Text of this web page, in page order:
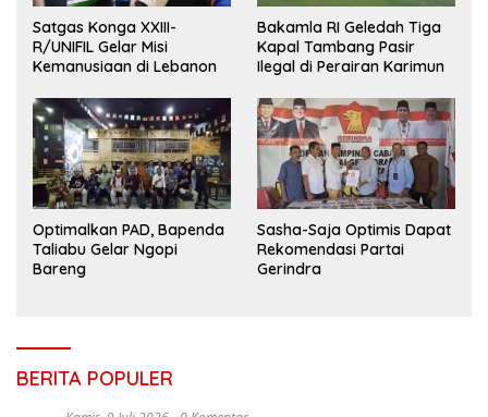
Satgas Konga XXIII-
R/UNIFIL Gelar Misi
Kemanusiaan di Lebanon
Bakamla RI Geledah Tiga
Kapal Tambang Pasir
Ilegal di Perairan Karimun
Optimalkan PAD, Bapenda
Taliabu Gelar Ngopi
Bareng
Sasha-Saja Optimis Dapat
Rekomendasi Partai
Gerindra
BERITA POPULER